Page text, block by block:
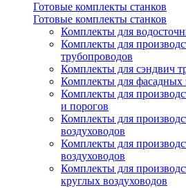
Готовые комплекты станков
Готовые комплекты станков
Комплекты для
Комплекты для
трубопроводов
Комплекты для сэндвич
Комплекты для фасадных
Комплекты для
и порогов
Комплекты для
воздуховодов
Комплекты для
воздуховодов
Комплекты для
круглых воздуховодов